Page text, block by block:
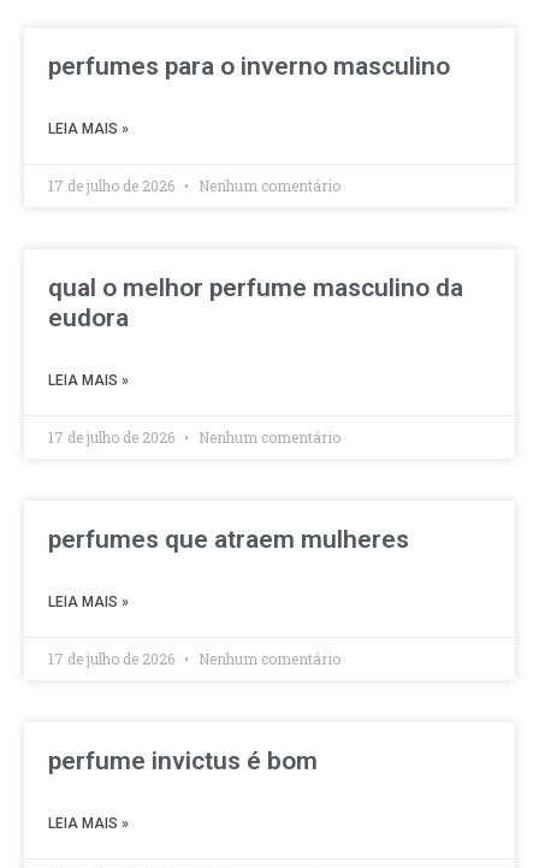
perfumes para o inverno masculino
LEIA MAIS »
17 de julho de 2026 Nenhum comentário
qual o melhor perfume masculino da
eudora
LEIA MAIS »
17 de julho de 2026 Nenhum comentário
perfumes que atraem mulheres
LEIA MAIS »
17 de julho de 2026 Nenhum comentário
perfume invictus é bom
LEIA MAIS »